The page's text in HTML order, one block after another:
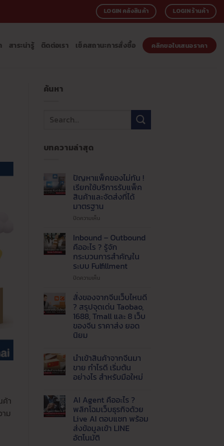
LOGIN คลังสินค้า LOGIN ร้านค้า
สาระน่ารู้ ติดต่อเรา เช็คสถานะการสั่งซื้อ คลิกขอใบเสนอราคา
ค้า
ม
ค้นหา
บทความล่าสุด
ปัญหาแพ็คของไม่ทัน !
เรียกใช้บริการรับแพ็ค
สินค้าและจัดส่งที่ได้
มาตรฐาน
ปิดความเห็นบน
แพ็ค
ของ
ไม่ทัน
!
เรียก
ใช้
แพ็ค
สินค้า
และ
จัด
มาตรฐาน
Inbound – Outbound
คืออะไร ? รู้จัก
กระบวนการสำคัญใน
ระบบ Fulfillment
ปิดความเห็นบน
–
Outbound
คือ
อะไร
?
สำคัญ
ใน
ระบบ
Fulfillment
สั่งของจากจีนเว็บไหนดี
? สรุปจุดเด่น Taobao,
1688, Tmall และ 8 เว็บ
ของจีน ราคาส่ง ยอด
นิยม
เห็น
บน
สั่ง
ของ
เว็บ
ไหน
ดี
?
สรุป
จุด
เด่น
Taobao,
นำเข้าสินค้าจากจีนมา
ขาย กำไรดี เริ่มต้น
อย่างไร สำหรับมือใหม่
เห็น
บน
นำ
เข้า
สินค้า
จาก
จีน
AI Agent คืออะไร ?
พลิกโฉมเว็บธุรกิจด้วย
Live AI ตอบแชท พร้อม
ส่งข้อมูลเข้า LINE
อัตโนมัติ